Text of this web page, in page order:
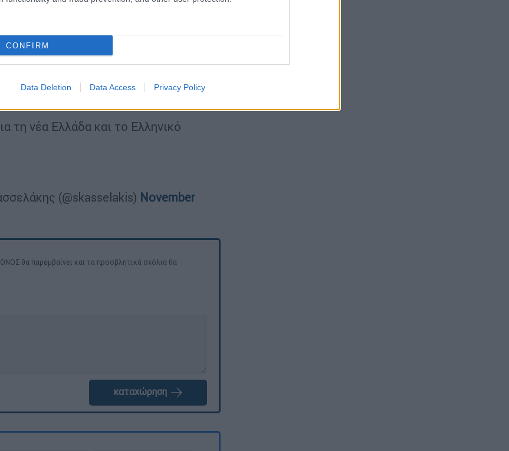
CONFIRM
Data Deletion Data Access Privacy Policy
για να χτίσουμε το αύριο: Ένα
να λειτουργούν, και κοινωνικής
από κόσκινο, την ώρα που για
απόλυτη μιντιακή στήριξη ή
τη νέα Ελλάδα και το Ελληνικό
(@skasselakis) November
θα παρεμβαίνει και τα προσβλητικά σχόλια θα
καταχώρηση